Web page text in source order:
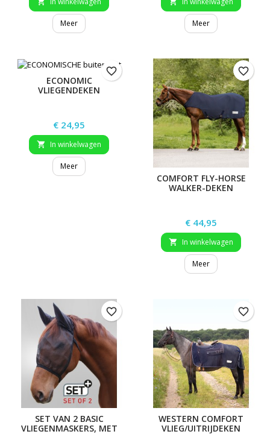
Meer Meer
ECONOMIC
VLIEGENDEKEN
Prijs
€ 24,95
 In winkelwagen
Meer
favorite_border
COMFORT FLY-HORSE
WALKER-DEKEN
Prijs
€ 44,95
 In winkelwagen
Meer
favorite_border
SET VAN 2 BASIC
VLIEGENMASKERS, MET
favorite_border
WESTERN COMFORT
VLIEG/UITRIJDEKEN
favorite_border